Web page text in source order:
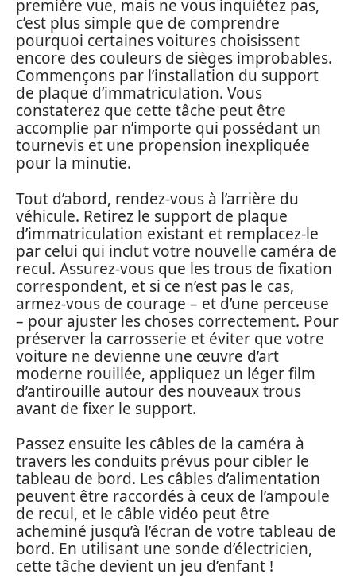
première vue, mais ne vous inquiétez pas,
c’est plus simple que de comprendre
pourquoi certaines voitures choisissent
encore des couleurs de sièges improbables.
Commençons par l’installation du support
de plaque d’immatriculation. Vous
constaterez que cette tâche peut être
accomplie par n’importe qui possédant un
tournevis et une propension inexpliquée
pour la minutie.
Tout d’abord, rendez-vous à l’arrière du
véhicule. Retirez le support de plaque
d’immatriculation existant et remplacez-le
par celui qui inclut votre nouvelle caméra de
recul. Assurez-vous que les trous de fixation
correspondent, et si ce n’est pas le cas,
armez-vous de courage – et d’une perceuse
– pour ajuster les choses correctement. Pour
préserver la carrosserie et éviter que votre
voiture ne devienne une œuvre d’art
moderne rouillée, appliquez un léger film
d’antirouille autour des nouveaux trous
avant de fixer le support.
Passez ensuite les câbles de la caméra à
travers les conduits prévus pour cibler le
tableau de bord. Les câbles d’alimentation
peuvent être raccordés à ceux de l’ampoule
de recul, et le câble vidéo peut être
acheminé jusqu’à l’écran de votre tableau de
bord. En utilisant une sonde d’électricien,
cette tâche devient un jeu d’enfant !